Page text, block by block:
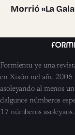
Morrió «La
Formientu ye una
en Xixón nel añu 2006
asoleyando al menos
dalgunos númberos
17 númberos asoleyaos.